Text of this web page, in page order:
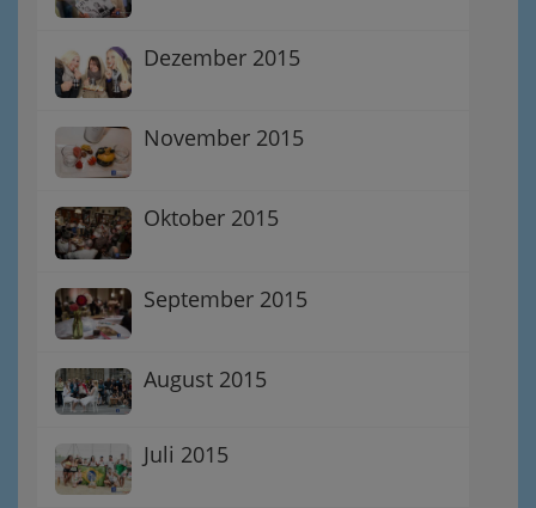
Dezember 2015
November 2015
Oktober 2015
September 2015
August 2015
Juli 2015